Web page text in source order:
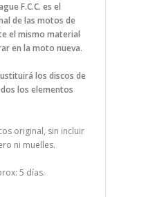
F.C.C. es el
de las motos de
el mismo material
en la moto nueva.
los discos de
los elementos
original, sin incluir
ni muelles.
5 días.